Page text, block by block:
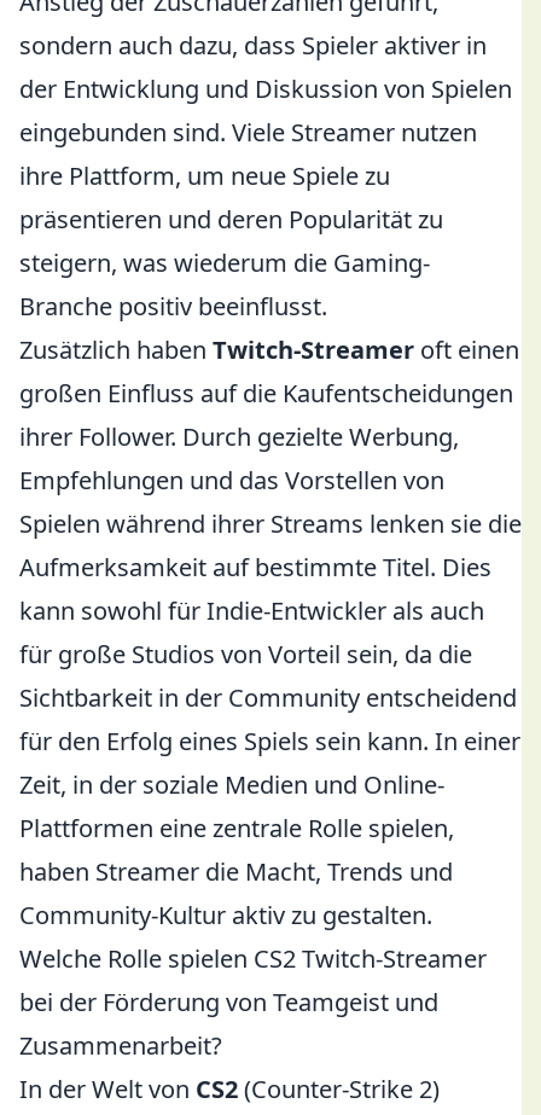
sondern auch dazu, dass Spieler aktiver in
der Entwicklung und Diskussion von Spielen
eingebunden sind. Viele Streamer nutzen
ihre Plattform, um neue Spiele zu
präsentieren und deren Popularität zu
steigern, was wiederum die Gaming-
Branche positiv beeinflusst.
Zusätzlich haben Twitch-Streamer oft einen
großen Einfluss auf die Kaufentscheidungen
ihrer Follower. Durch gezielte Werbung,
Empfehlungen und das Vorstellen von
Spielen während ihrer Streams lenken sie die
Aufmerksamkeit auf bestimmte Titel. Dies
kann sowohl für Indie-Entwickler als auch
für große Studios von Vorteil sein, da die
Sichtbarkeit in der Community entscheidend
für den Erfolg eines Spiels sein kann. In einer
Zeit, in der soziale Medien und Online-
Plattformen eine zentrale Rolle spielen,
haben Streamer die Macht, Trends und
Community-Kultur aktiv zu gestalten.
Welche Rolle spielen CS2 Twitch-Streamer
bei der Förderung von Teamgeist und
Zusammenarbeit?
In der Welt von CS2(Counter-Strike 2)